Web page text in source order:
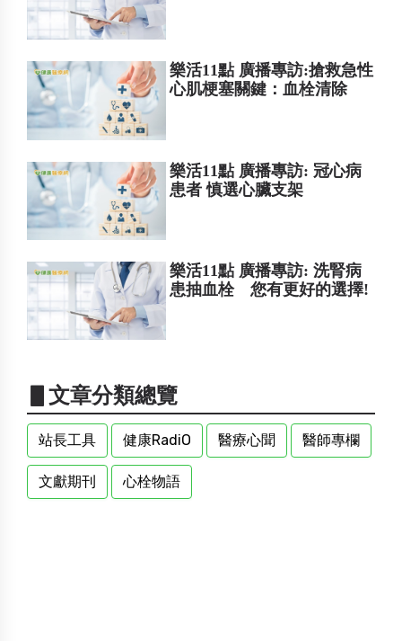
樂活11點 廣播專訪:搶救急性
心肌梗塞關鍵：血栓清除
樂活11點 廣播專訪: 冠心病
患者 慎選心臟支架
樂活11點 廣播專訪: 洗腎病
患抽血栓 您有更好的選擇!
▋文章分類總覽
站長工具 健康RadiO 醫療心聞 醫師專欄
文獻期刊 心栓物語